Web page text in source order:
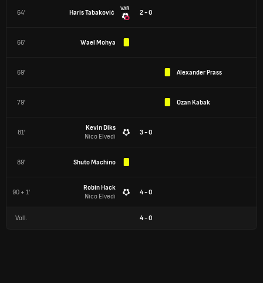
64' Haris Tabaković
VAR
2 - 0
66' Wael Mohya
69' Alexander Prass
79' Ozan Kabak
81'
Kevin Diks
Nico Elvedi
3 - 0
89' Shuto Machino
90 + 1'
Robin Hack
Nico Elvedi
4 - 0
Voll. 4-0